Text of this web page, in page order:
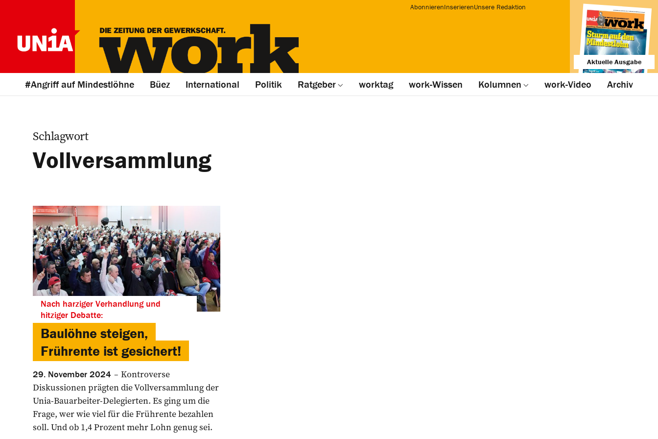
AbonnierenInserierenUnsere Redaktion
Aktuelle Ausgabe
#Angriff auf Mindestlöhne Büez International Politik Ratgeber worktag work-Wissen Kolumnen work-Video Archiv
Schlagwort
Vollversammlung
Nach harziger Verhandlung und
hitziger Debatte:
Baulöhne steigen,
Frührente ist gesichert!
29. November 2024
Kontroverse
Diskussionen prägten die ­Vollversammlung der
Unia-Bauarbeiter-­Delegierten. Es ging um die
Frage, wer wie viel für die Frührente bezahlen
soll. Und ob 1,4 Prozent mehr Lohn ­genug sei.